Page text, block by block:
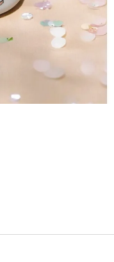
OVIS/
9 490 Ft
Korábbi: